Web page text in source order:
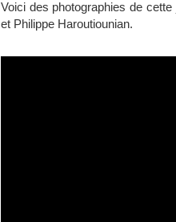
Voici des photographies de
et Philippe Haroutiounian.